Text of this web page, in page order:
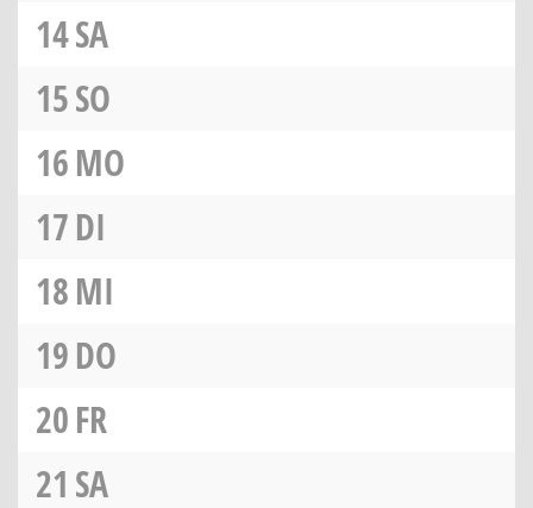
14SA
15SO
16MO
17DI
18MI
19DO
20FR
21 SA